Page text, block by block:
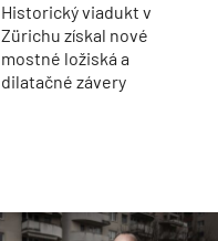
Historický viadukt v
Zürichu získal nové
mostné ložiská a
dilatačné závery